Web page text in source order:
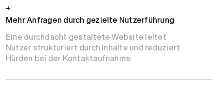
+
Mehr Anfragen durch gezielte Nutzerführung
Eine durchdacht gestaltete Website leitet
Nutzer strukturiert durch Inhalte und reduziert
Hürden bei der Kontaktaufnahme.